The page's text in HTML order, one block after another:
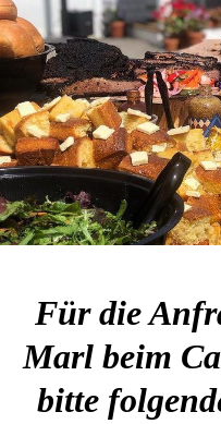
Für die
Marl beim
bitte